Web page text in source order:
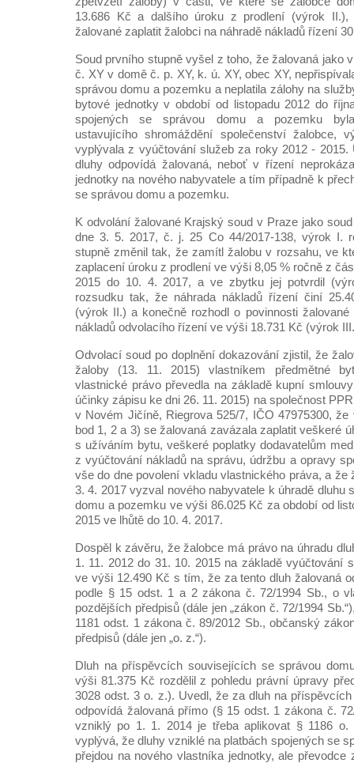
13.686 Kč a dalšího úroku z prodlení (výrok II.),
žalované zaplatit žalobci na náhradě nákladů řízení
Soud prvního stupně vyšel z toho, že žalovaná jako
č. XY v domě č. p. XY, k. ú. XY, obec XY,
správou domu a pozemku a neplatila zálohy na
bytové jednotky v období od listopadu 2012 do
spojených se správou domu a pozemku
ustavujícího shromáždění společenství žalobce,
vyplývala z vyúčtování služeb za roky 2012 - 2015.
dluhy odpovídá žalovaná, neboť v řízení
jednotky na nového nabyvatele a tím případně k
se správou domu a pozemku.
K odvolání žalované Krajský soud v Praze jako
dne 3. 5. 2017, č. j. 25 Co 44/2017-138, výrok I.
stupně změnil tak, že zamítl žalobu v rozsahu, ve
zaplacení úroku z prodlení ve výši 8,05 % ročně z
2015 do 10. 4. 2017, a ve zbytku jej potvrdil
rozsudku tak, že náhrada nákladů řízení činí
(výrok II.) a konečně rozhodl o povinnosti žalované
nákladů odvolacího řízení ve výši 18.731 Kč (výrok
Odvolací soud po doplnění dokazování zjistil, že
žaloby (13. 11. 2015) vlastníkem předmětné
vlastnické právo převedla na základě kupní
účinky zápisu ke dni 26. 11. 2015) na společnost
v Novém Jičíně, Riegrova 525/7, IČO 47975300,
bod 1, 2 a 3) se žalovaná zavázala zaplatit veškeré
s užíváním bytu, veškeré poplatky dodavatelům
z vyúčtování nákladů na správu, údržbu a opravy
vše do dne povolení vkladu vlastnického práva, a že
3. 4. 2017 vyzval nového nabyvatele k úhradě dluhu
domu a pozemku ve výši 86.025 Kč za období od
2015 ve lhůtě do 10. 4. 2017.
Dospěl k závěru, že žalobce má právo na úhradu
1. 11. 2012 do 31. 10. 2015 na základě vyúčtování
ve výši 12.490 Kč s tím, že za tento dluh žalovaná
podle § 15 odst. 1 a 2 zákona č. 72/1994 Sb., o
pozdějších předpisů (dále jen „zákon č. 72/1994
1181 odst. 1 zákona č. 89/2012 Sb., občanský
předpisů (dále jen „o. z.“).
Dluh na příspěvcích souvisejících se správou
výši 81.375 Kč rozdělil z pohledu právní úpravy
3028 odst. 3 o. z.). Uvedl, že za dluh na
odpovídá žalovaná přímo (§ 15 odst. 1 zákona č.
vzniklý po 1. 1. 2014 je třeba aplikovat § 1186
vyplývá, že dluhy vzniklé na platbách spojených se
přejdou na nového vlastníka jednotky, ale převodce